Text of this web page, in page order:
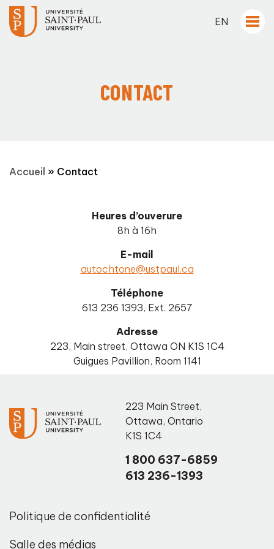
EN
CONTACT
Accueil » Contact
Heures d’ouverure
8h à 16h
E-mail
autochtone@ustpaul.ca
Téléphone
613 236 1393, Ext. 2657
Adresse
223, Main street, Ottawa ON K1S 1C4
Guigues Pavillion, Room 1141
223 Main Street,
Ottawa, Ontario
K1S 1C4
1 800 637-6859
613 236-1393
Politique de confidentialité
Salle des médias